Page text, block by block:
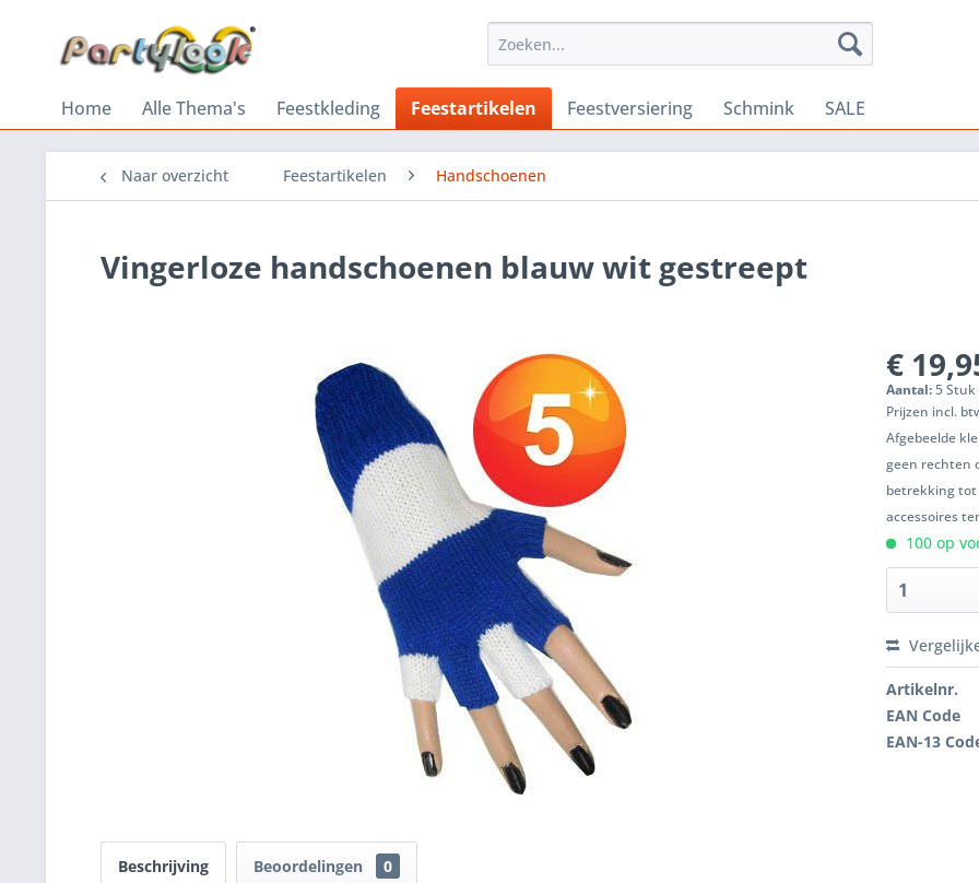
Home Alle Thema's Feestkleding Feestartikelen Feestversiering Schmink SALE
Naar overzicht Feestartikelen Handschoenen
Vingerloze handschoenen blauw wit gestreept
€
Aantal:5 Stuk
Prijzen incl.
Afgebeelde
geen rechten
betrekking tot
accessoires
100 op
Artikelnr.
EAN Code
EAN-13
Beschrijving Beoordelingen 0